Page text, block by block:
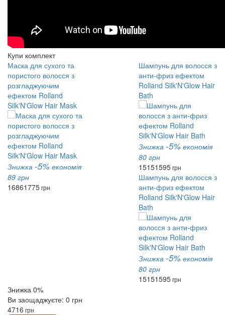
Купи комплект
Маска для сухого та
пористого волосся з
розгладжуючим
ефектом Rolland
Silk'N'Glow Hair Mask
Знижка -5% економія
89 грн
16861775грн
Шампунь для волосся з
анти-фриз ефектом
Rolland Silk'N'Glow Hair
Bath
Знижка-5% економія
80 грн
15151595грн
Шампунь для волосся з
анти-фриз ефектом
Rolland Silk'N'Glow Hair
Bath
Знижка-5% економія
80 грн
15151595грн
Знижка 0%
Ви заощаджуєте: 0 грн
4716 грн